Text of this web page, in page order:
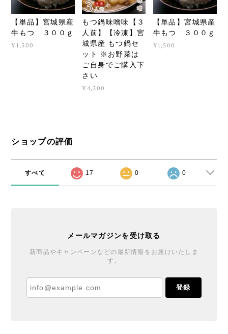
【単品】宮城県産
牛もつ ３００ｇ
¥1,500
もつ鍋味噌味【３
人前】【冷凍】宮
城県産 もつ鍋セ
ット ※お野菜は
ご自身でご購入下
さい
¥4,200
【単品】宮城県産
牛もつ ３００ｇ
¥1,500
ショップの評価
すべて 17 0 0
メールマガジンを受け取る
新商品やキャンペーンなどの最新情報をお届けいたしま
す。
登録